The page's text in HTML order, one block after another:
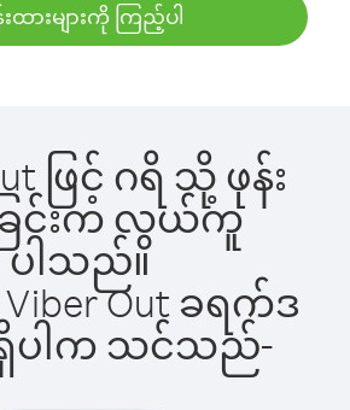
ထားများကို ကြည့်ပါ
ဖြင့် ဂရိ သို့ ဖုန်း
ြင်းက လွယ်ကူ
ပါသည်။
Out ခရက်ဒ
ရှိပါက သင်သည်-